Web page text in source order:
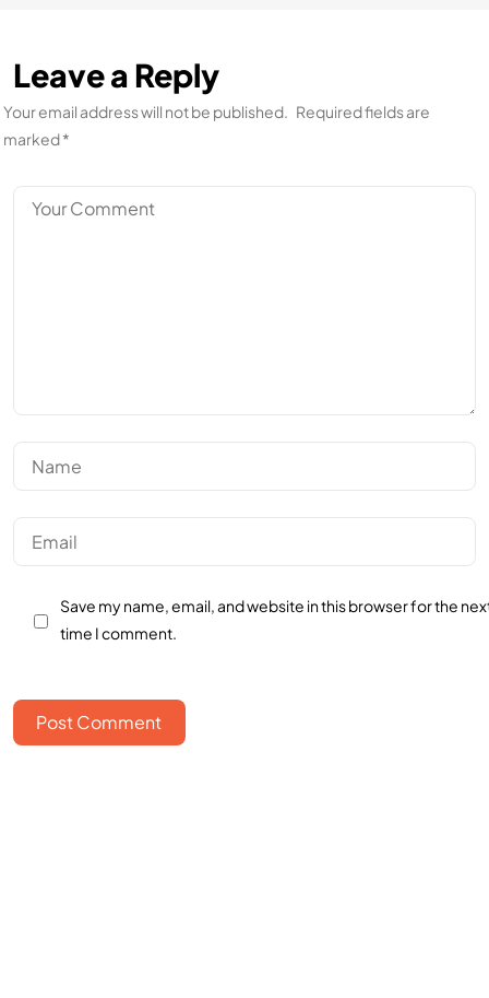
Leave a Reply
Your email address will not be published. Required fields are
marked*
Save my name, email, and website in this browser for the
time I comment.
Post Comment